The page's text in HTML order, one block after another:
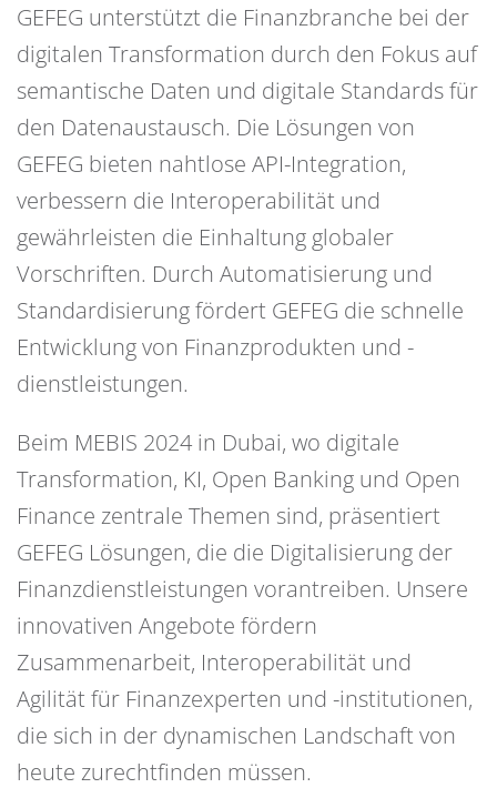
GEFEG unterstützt die Finanzbranche bei der
digitalen Transformation durch den Fokus auf
semantische Daten und digitale Standards für
den Datenaustausch. Die Lösungen von
GEFEG bieten nahtlose API-Integration,
verbessern die Interoperabilität und
gewährleisten die Einhaltung globaler
Vorschriften. Durch Automatisierung und
Standardisierung fördert GEFEG die schnelle
Entwicklung von Finanzprodukten und -
dienstleistungen.
Beim MEBIS 2024 in Dubai, wo digitale
Transformation, KI, Open Banking und Open
Finance zentrale Themen sind, präsentiert
GEFEG Lösungen, die die Digitalisierung der
Finanzdienstleistungen vorantreiben. Unsere
innovativen Angebote fördern
Zusammenarbeit, Interoperabilität und
Agilität für Finanzexperten und -institutionen,
die sich in der dynamischen Landschaft von
heute zurechtfinden müssen.